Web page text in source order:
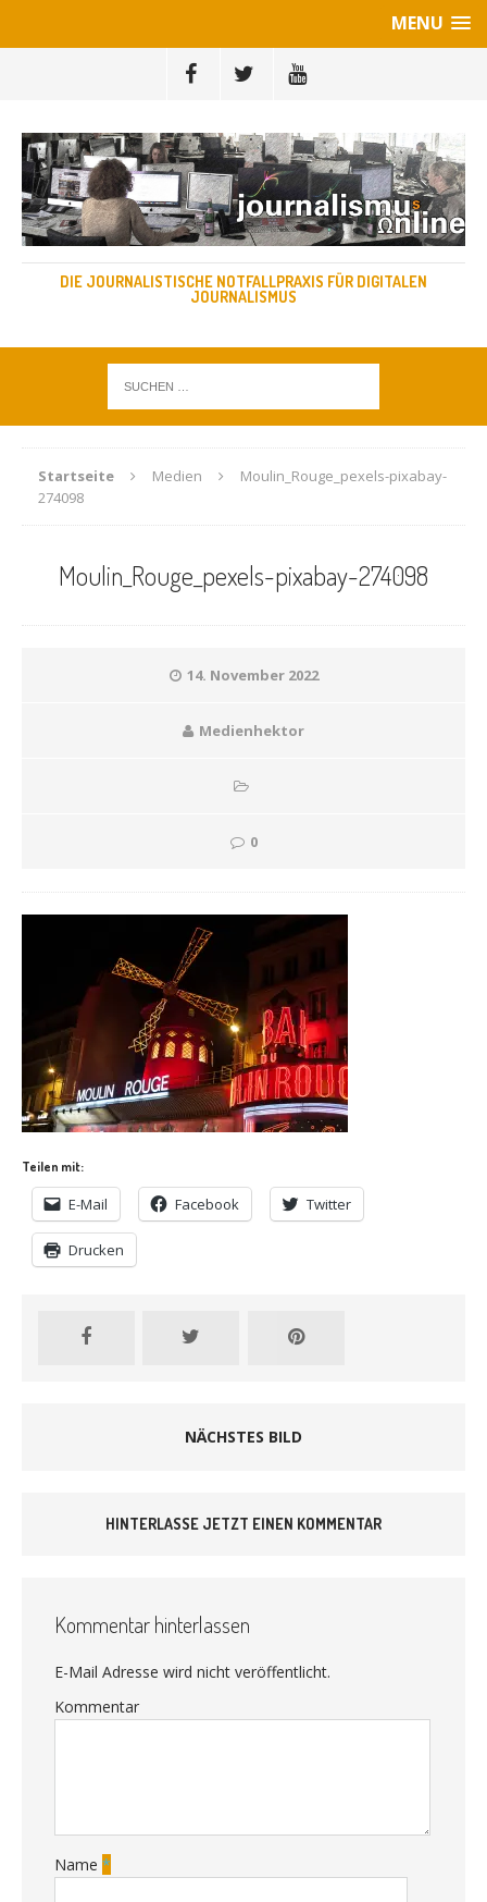
MENU
DIE JOURNALISTISCHE NOTFALLPRAXIS FÜR DIGITALEN
JOURNALISMUS
Startseite Medien
Moulin_Rouge_pexels-pixabay-
274098
Moulin_Rouge_pexels-pixabay-274098
14. November 2022
Medienhektor
0
Teilen mit:
E-Mail Facebook Twitter
Drucken
NÄCHSTES BILD
HINTERLASSE JETZT EINEN KOMMENTAR
Kommentar hinterlassen
E-Mail Adresse wird nicht veröffentlicht.
Kommentar
Name *